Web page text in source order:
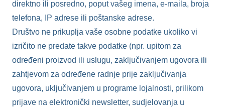
direktno ili posredno, poput vašeg imena, e-maila, broja
telefona, IP adrese ili poštanske adrese.
Društvo ne prikuplja vaše osobne podatke ukoliko vi
izričito ne predate takve podatke (npr. upitom za
određeni proizvod ili uslugu, zaključivanjem ugovora ili
zahtjevom za određene radnje prije zaključivanja
ugovora, uključivanjem u programe lojalnosti, prilikom
prijave na elektronički newsletter, sudjelovanja u